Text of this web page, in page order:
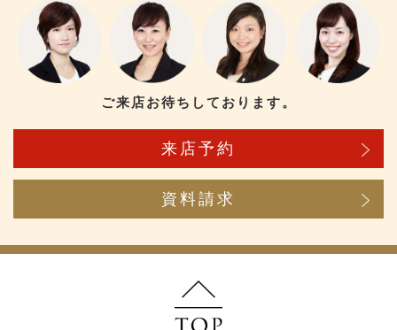
ご来店お待ちしております。
来店予約
資料請求